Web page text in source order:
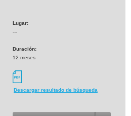
Lugar:
---
Duración:
12 meses
Descargar resultado de búsqueda